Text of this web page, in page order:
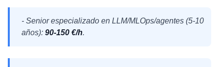
- Senior especializado en LLM/MLOps/agentes (5-10
años): 90-150 €/h.